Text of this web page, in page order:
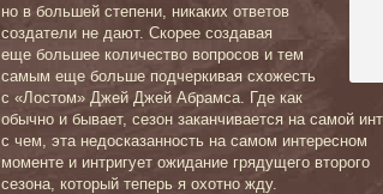
но в большей степени, никаких ответов
создатели не дают. Скорее создавая
еще большее количество вопросов и тем
самым еще больше подчеркивая схожесть
с «Лостом» Джей Джей Абрамса. Где как
обычно и бывает, сезон заканчивается на самой
с чем, эта недосказанность на самом интересном
моменте и интригует ожидание грядущего второго
сезона, который теперь я охотно жду.